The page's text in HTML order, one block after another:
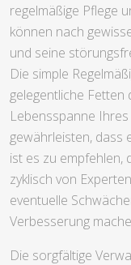
regelmäßige Pflege
können nach
und seine
Die simple
gelegentliche Fetten
Lebensspanne
gewährleisten, dass
ist es zu empfehlen,
zyklisch von
eventuelle
Verbesserung
Die sorgfältige